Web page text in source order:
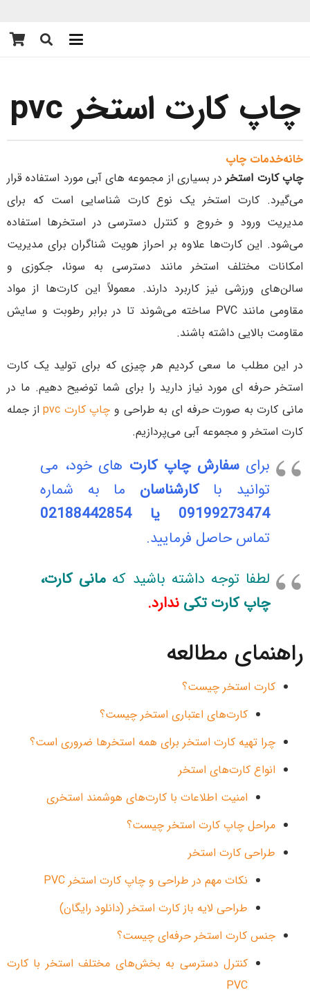
چاپ کارت استخر pvc
خانهخدمات چاپ
چاپ کارت استخر در بسیاری از مجموعه های آبی مورد استفاده قرار
می‌گیرد. کارت استخر یک نوع کارت شناسایی است که برای
مدیریت ورود و خروج و کنترل دسترسی در استخرها استفاده
می‌شود. این کارت‌ها علاوه بر احراز هویت شناگران برای مدیریت
امکانات مختلف استخر مانند دسترسی به سونا، جکوزی و
سالن‌های ورزشی نیز کاربرد دارند. معمولاً این کارت‌ها از مواد
مقاومی مانند PVC ساخته می‌شوند تا در برابر رطوبت و سایش
مقاومت بالایی داشته باشند.
در این مطلب ما سعی کردیم هر چیزی که برای تولید یک کارت
استخر حرفه ای مورد نیاز دارید را برای شما توضیح دهیم. ما در
مانی کارت به صورت حرفه ای به طراحی و چاپ کارت pvc
از جمله
کارت استخر و مجموعه آبی می‌پردازیم.
برایسفارش چاپ کارت های خود، می
توانید باکارشناسان ما به شماره
09199273474 یا 02188442854
تماس حاصل فرمایید.
لطفا توجه داشته باشید که مانی کارت،
چاپ کارت تکی ندارد.
راهنمای مطالعه
کارت استخر چیست؟
کارت‌های اعتباری استخر چیست؟
چرا تهیه کارت استخر برای همه استخرها ضروری است؟
انواع کارت‌های استخر
امنیت اطلاعات با کارت‌های هوشمند استخری
مراحل چاپ کارت استخر چیست؟
طراحی کارت استخر
نکات مهم در طراحی و چاپ کارت استخر PVC
طراحی لایه باز کارت استخر (دانلود رایگان)
جنس کارت استخر حرفه‌ای چیست؟
کنترل دسترسی به بخش‌های مختلف استخر با کارت
PVC